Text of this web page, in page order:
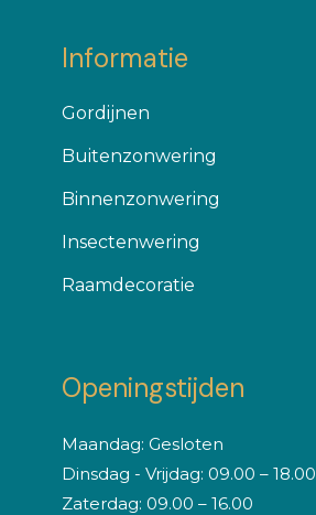
Informatie
Gordijnen
Buitenzonwering
Binnenzonwering
Insectenwering
Raamdecoratie
Openingstijden
Maandag: Gesloten
Dinsdag - Vrijdag: 09.00 – 18.00
Zaterdag: 09.00 – 16.00